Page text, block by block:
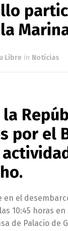
Libre in Noticias
por el
en el
10:45 horas
de Palacio de